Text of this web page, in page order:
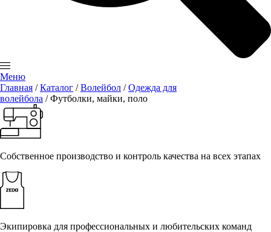
Меню
Главная /Каталог /Волейбол /Одежда для
волейбола / Футболки, майки, поло
Собственное производство и контроль качества на всех этапах
Экипировка для профессиональных и любительских команд